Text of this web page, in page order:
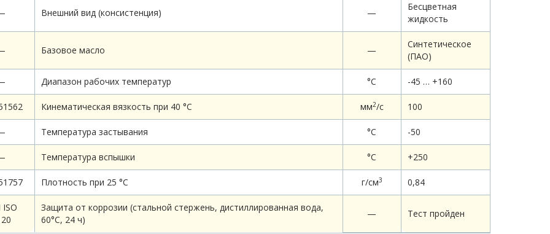
Внешний вид (консистенция) —
Бесцветная
жидкость
Базовое масло —
Синтетическое
(ПАО)
Диапазон рабочих температур °С -45 … +160
Кинематическая вязкость при 40 °С мм2/c 100
Температура застывания °С -50
Температура вспышки °C +250
Плотность при 25 °С г/см3 0,84
ISO
Защита от коррозии (стальной стержень, дистиллированная вода,
60°С, 24 ч)
— Тест пройден